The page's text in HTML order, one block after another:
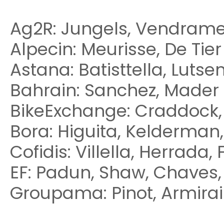
Ag2R: Jungels,
Alpecin: Meurisse, De Tier
Astana: Batisttella,
Bahrain: Sanchez, Mader
BikeExchange:
Bora: Higuita,
Cofidis: Villella, Herrada,
EF: Padun, Shaw,
Groupama: Pinot,